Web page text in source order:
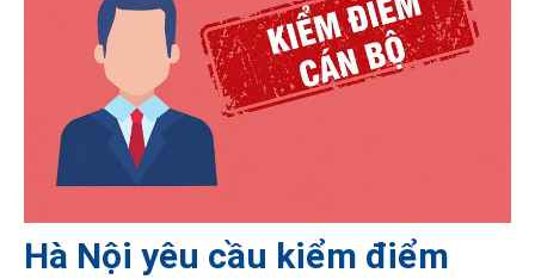
Hà Nội yêu cầu kiểm điểm